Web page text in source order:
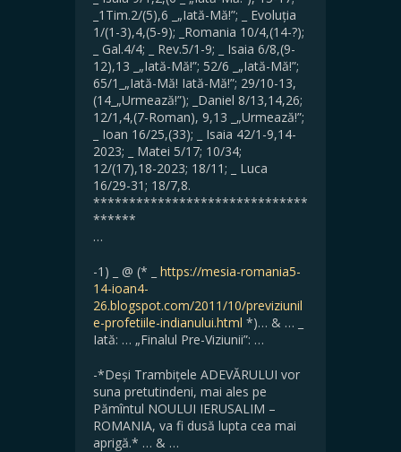
_1Tim.2/(5),6 _„Iată-Mă!”; _ Evoluția
1/(1-3),4,(5-9); _Romania 10/4,(14-?);
_ Gal.4/4; _ Rev.5/1-9; _ Isaia 6/8,(9-
12),13 _„Iată-Mă!”; 52/6 _„Iată-Mă!”;
65/1_„Iată-Mă! Iată-Mă!”; 29/10-13,
(14_„Urmează!”); _Daniel 8/13,14,26;
12/1,4,(7-Roman), 9,13 _„Urmează!”;
_ Ioan 16/25,(33); _ Isaia 42/1-9,14-
2023; _ Matei 5/17; 10/34;
12/(17),18-2023; 18/11; _ Luca
16/29-31; 18/7,8.
******************************
******
…
-1) _ @ (* _ https://mesia-romania5-
14-ioan4-
26.blogspot.com/2011/10/previziunil
e-profetiile-indianului.html *)… & … _
Iată: … „Finalul Pre-Viziunii”: …
-*Deși Trambițele ADEVĂRULUI vor
suna pretutindeni, mai ales pe
Pămîntul NOULUI IERUSALIM –
ROMANIA, va fi dusă lupta cea mai
aprigă.* … & …